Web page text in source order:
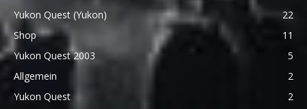
Yukon Quest (Yukon)
22
Shop
11
Yukon Quest 2003
5
Allgemein
2
Yukon Quest
2